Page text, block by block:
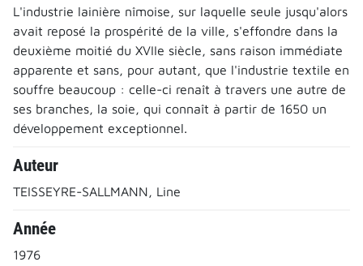
L'industrie lainière nîmoise, sur laquelle seule jusqu'alors
avait reposé la prospérité de la ville, s'effondre dans la
deuxième moitié du XVIIe siècle, sans raison immédiate
apparente et sans, pour autant, que l'industrie textile en
souffre beaucoup : celle-ci renaît à travers une autre de
ses branches, la soie, qui connaît à partir de 1650 un
développement exceptionnel.
Auteur
TEISSEYRE-SALLMANN, Line
Année
1976